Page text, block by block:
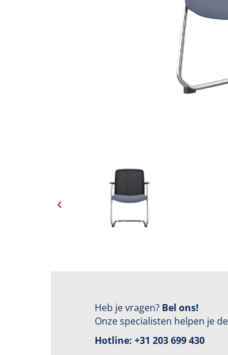
Heb je vragen? Bel ons!
Onze specialisten helpen je
Hotline: +31 203 699 430